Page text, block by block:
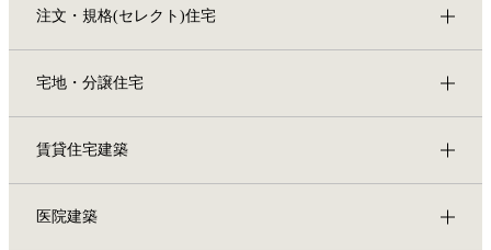
注文・規格(セレクト)住宅
宅地・分譲住宅
賃貸住宅建築
医院建築